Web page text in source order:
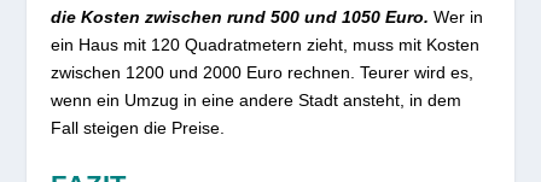
die Kosten zwischen rund 500 und 1050 Euro. Wer in
ein Haus mit 120 Quadratmetern zieht, muss mit Kosten
zwischen 1200 und 2000 Euro rechnen. Teurer wird es,
wenn ein Umzug in eine andere Stadt ansteht, in dem
Fall steigen die Preise.